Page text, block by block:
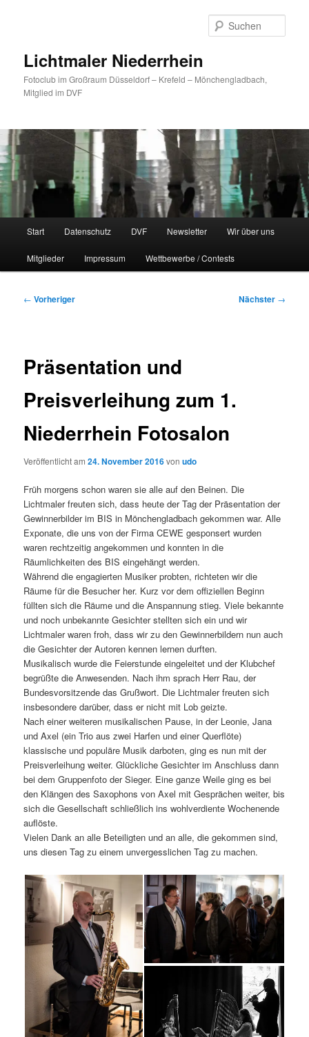
Lichtmaler Niederrhein
Fotoclub im Großraum Düsseldorf – Krefeld – Mönchengladbach,
Mitglied im DVF
Start Datenschutz DVF Newsletter Wir über uns
Mitglieder Impressum Wettbewerbe / Contests
Beitragsnavigation
← Vorheriger Nächster →
Präsentation und
Preisverleihung zum 1.
Niederrhein Fotosalon
Veröffentlicht am24. November 2016vonudo
Früh morgens schon waren sie alle auf den Beinen. Die
Lichtmaler freuten sich, dass heute der Tag der Präsentation der
Gewinnerbilder im BIS in Mönchengladbach gekommen war. Alle
Exponate, die uns von der Firma CEWE gesponsert wurden
waren rechtzeitig angekommen und konnten in die
Räumlichkeiten des BIS eingehängt werden.
Während die engagierten Musiker probten, richteten wir die
Räume für die Besucher her. Kurz vor dem offiziellen Beginn
füllten sich die Räume und die Anspannung stieg. Viele bekannte
und noch unbekannte Gesichter stellten sich ein und wir
Lichtmaler waren froh, dass wir zu den Gewinnerbildern nun auch
die Gesichter der Autoren kennen lernen durften.
Musikalisch wurde die Feierstunde eingeleitet und der Klubchef
begrüßte die Anwesenden. Nach ihm sprach Herr Rau, der
Bundesvorsitzende das Grußwort. Die Lichtmaler freuten sich
insbesondere darüber, dass er nicht mit Lob geizte.
Nach einer weiteren musikalischen Pause, in der Leonie, Jana
und Axel (ein Trio aus zwei Harfen und einer Querflöte)
klassische und populäre Musik darboten, ging es nun mit der
Preisverleihung weiter. Glückliche Gesichter im Anschluss dann
bei dem Gruppenfoto der Sieger. Eine ganze Weile ging es bei
den Klängen des Saxophons von Axel mit Gesprächen weiter, bis
sich die Gesellschaft schließlich ins wohlverdiente Wochenende
auflöste.
Vielen Dank an alle Beteiligten und an alle, die gekommen sind,
uns diesen Tag zu einem unvergesslichen Tag zu machen.